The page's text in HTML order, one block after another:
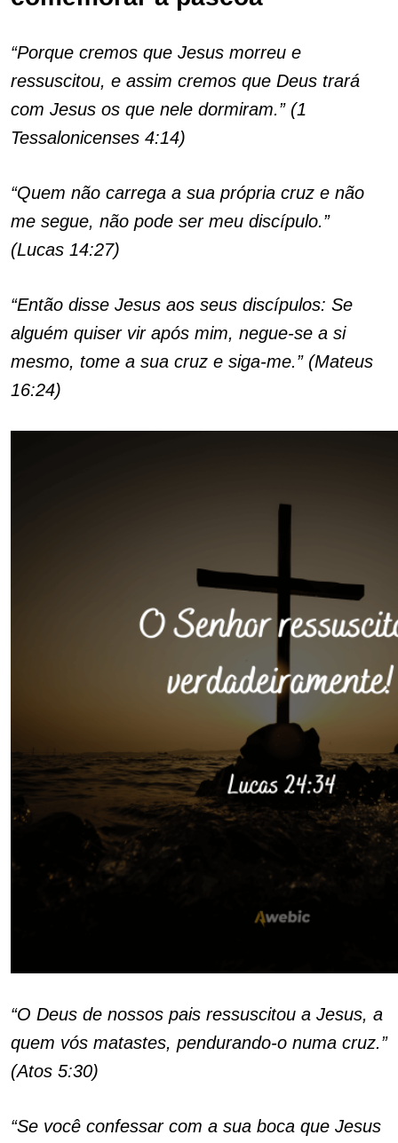
“Porque cremos que Jesus morreu e
ressuscitou, e assim cremos que Deus trará
com Jesus os que nele dormiram.” (1
Tessalonicenses 4:14)
“Quem não carrega a sua própria cruz e não
me segue, não pode ser meu discípulo.”
(Lucas 14:27)
“Então disse Jesus aos seus discípulos: Se
alguém quiser vir após mim, negue-se a si
mesmo, tome a sua cruz e siga-me.” (Mateus
16:24)
“O Deus de nossos pais ressuscitou a Jesus, a
quem vós matastes, pendurando-o numa cruz.”
(Atos 5:30)
“Se você confessar com a sua boca que Jesus